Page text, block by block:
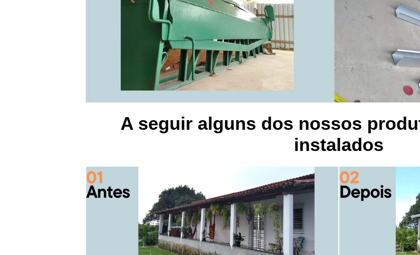
A seguir alguns dos nossos
instalados